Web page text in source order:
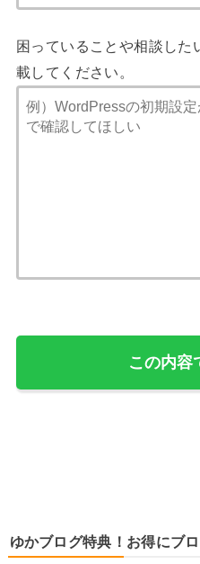
困っていることや相談した
載してください。
ゆかブログ特典！お得にブ